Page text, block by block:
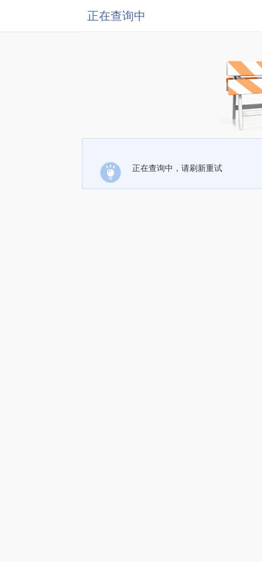
正在查询中
正在查询中，请刷新重试